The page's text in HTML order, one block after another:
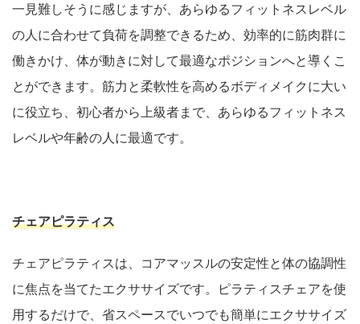
一見難しそうに感じますが、あらゆるフィットネスレベル
の人に合わせて負荷を調整できるため、効率的に筋肉群に
働きかけ、体が動きに対して最適なポジションへと導くこ
とができます。筋力と柔軟性を高めるボディメイクに大い
に役立ち、初心者から上級者まで、あらゆるフィットネス
レベルや年齢の人に最適です。
チェアピラティス
チェアピラティスは、コアマッスルの安定性と体の協調性
に焦点を当てたエクササイズです。ピラティスチェアを使
用するだけで、省スペースでいつでも簡単にエクササイズ